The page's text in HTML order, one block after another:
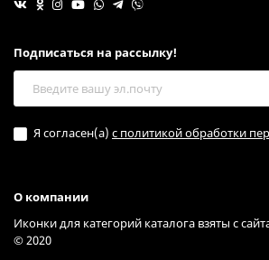
Подписаться на рассылкy!
Я согласен(a) с политикой обработки
О компании
Иконки для категорий каталога взяты с
© 2020